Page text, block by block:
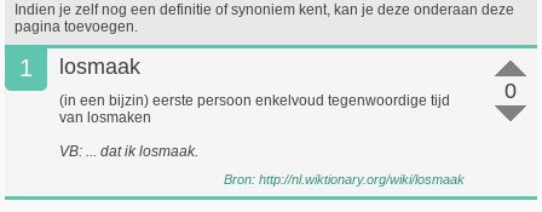
Indien je zelf nog een definitie of synoniem kent, kan je deze onderaan deze
pagina toevoegen.
1
0
losmaak
(in een bijzin) eerste persoon enkelvoud tegenwoordige tijd
van losmaken
VB: ... dat ik losmaak.
Bron: http://nl.wiktionary.org/wiki/losmaak